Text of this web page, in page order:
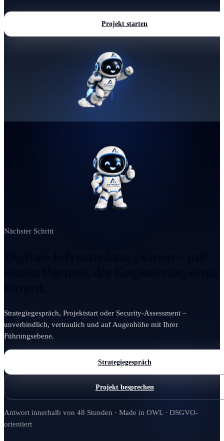
Projekt starten
Nächster Schritt
Strategiegespräch, Projektstart oder Security-Assessment –
unverbindlich, vertraulich und auf Augenhöhe mit Ihrer
Führungsebene.
Strategiegespräch
Projekt besprechen
Antwort innerhalb von 48 Stunden · Made in OWL · DSGVO-
orientiert